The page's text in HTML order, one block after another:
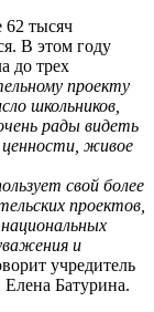
62 тысяч
В этом году
до трех
проекту
школьников,
рады видеть
ценности, живое
свой более
проектов,
и
учредитель
Батурина.